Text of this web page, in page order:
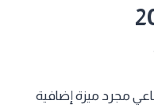
مجرد ميزة إضافية